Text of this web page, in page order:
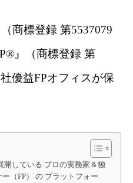
商標登録 第5537079
』（商標登録 第
優益FPオフィスが保
開している プロの実務家＆独
（FP） の プラットフォー